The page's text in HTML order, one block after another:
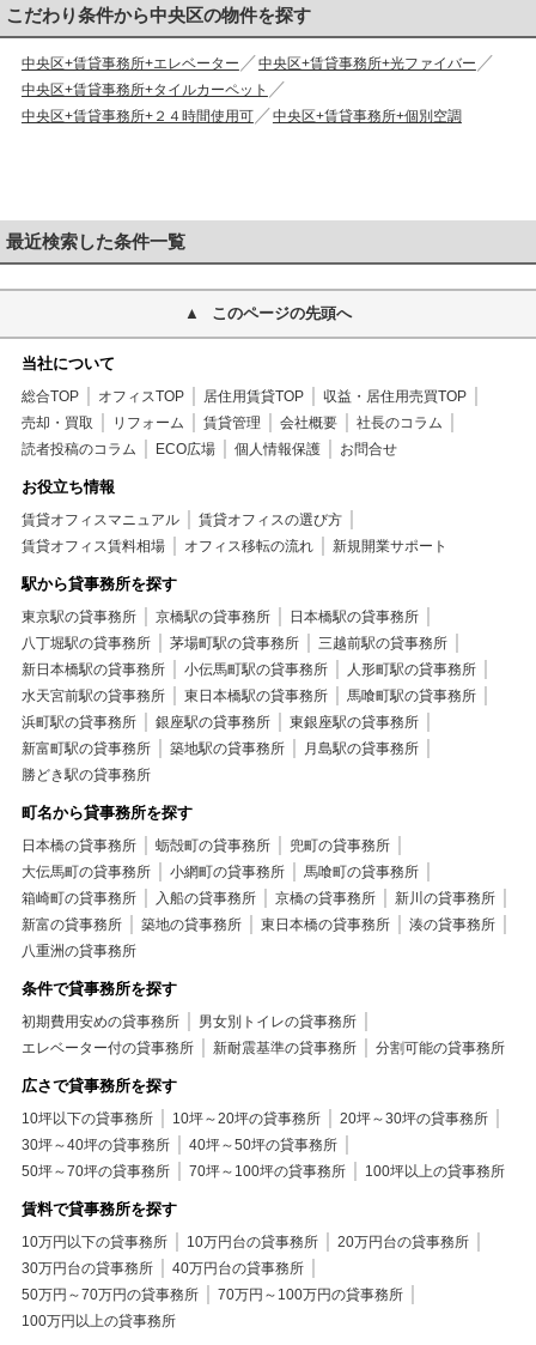
こだわり条件から中央区の物件を探す
中央区+賃貸事務所+エレベーター
中央区+賃貸事務所+光ファイバー
中央区+賃貸事務所+タイルカーペット
中央区+賃貸事務所+２４時間使用可
中央区+賃貸事務所+個別空調
最近検索した条件一覧
このページの先頭へ
当社について
総合TOP オフィスTOP 居住用賃貸TOP
収益・居住用売買TOP
売却・買取
リフォーム 賃貸管理 会社概要
社長のコラム
読者投稿のコラム
ECO広場 個人情報保護 お問合せ
お役立ち情報
賃貸オフィスマニュアル
賃貸オフィスの選び方
賃貸オフィス賃料相場
オフィス移転の流れ 新規開業サポート
駅から貸事務所を探す
東京駅の貸事務所 京橋駅の貸事務所
日本橋駅の貸事務所
八丁堀駅の貸事務所
茅場町駅の貸事務所
三越前駅の貸事務所
新日本橋駅の貸事務所
小伝馬町駅の貸事務所
人形町駅の貸事務所
水天宮前駅の貸事務所
東日本橋駅の貸事務所
馬喰町駅の貸事務所
浜町駅の貸事務所
銀座駅の貸事務所
東銀座駅の貸事務所
新富町駅の貸事務所
築地駅の貸事務所
月島駅の貸事務所
勝どき駅の貸事務所
町名から貸事務所を探す
日本橋の貸事務所 蛎殻町の貸事務所
兜町の貸事務所
大伝馬町の貸事務所
小網町の貸事務所
馬喰町の貸事務所
箱崎町の貸事務所
入船の貸事務所 京橋の貸事務所
新川の貸事務所
新富の貸事務所
築地の貸事務所 東日本橋の貸事務所
湊の貸事務所
八重洲の貸事務所
条件で貸事務所を探す
初期費用安めの貸事務所
男女別トイレの貸事務所
エレベーター付の貸事務所
新耐震基準の貸事務所 分割可能の貸事務所
広さで貸事務所を探す
10坪以下の貸事務所 10坪～20坪の貸事務所
20坪～30坪の貸事務所
30坪～40坪の貸事務所
40坪～50坪の貸事務所
50坪～70坪の貸事務所
70坪～100坪の貸事務所 100坪以上の貸事務所
賃料で貸事務所を探す
10万円以下の貸事務所 10万円台の貸事務所
20万円台の貸事務所
30万円台の貸事務所
40万円台の貸事務所
50万円～70万円の貸事務所
70万円～100万円の貸事務所
100万円以上の貸事務所